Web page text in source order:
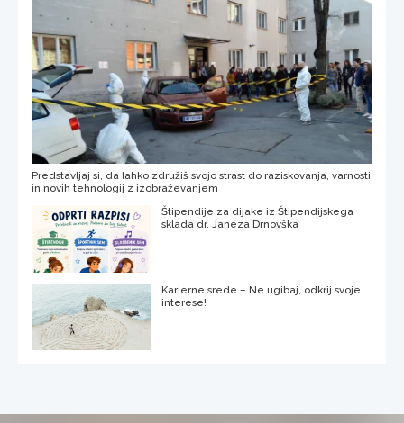
Predstavljaj si, da lahko združiš svojo strast do raziskovanja, varnosti
in novih tehnologij z izobraževanjem
Štipendije za dijake iz Štipendijskega
sklada dr. Janeza Drnovška
Karierne srede – Ne ugibaj, odkrij svoje
interese!